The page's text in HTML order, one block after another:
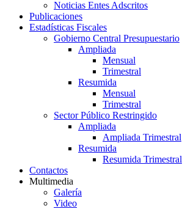
Noticias Entes Adscritos
Publicaciones
Estadísticas Fiscales
Gobierno Central Presupuestario
Ampliada
Mensual
Trimestral
Resumida
Mensual
Trimestral
Sector Público Restringido
Ampliada
Ampliada Trimestral
Resumida
Resumida Trimestral
Contactos
Multimedia
Galería
Video